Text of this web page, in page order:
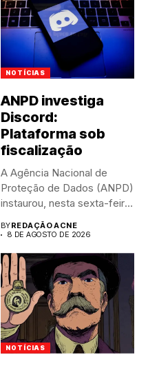
NOTÍCIAS
ANPD investiga
Discord:
Plataforma sob
fiscalização
A Agência Nacional de
Proteção de Dados (ANPD)
instaurou, nesta sexta-feira
BYREDAÇÃO ACNE
8 DE AGOSTO DE 2026
NOTÍCIAS